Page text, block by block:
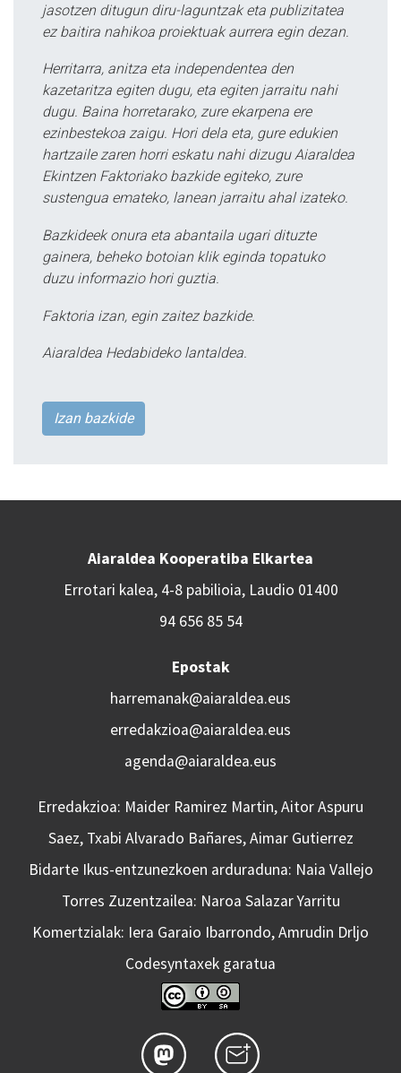
jasotzen ditugun diru-laguntzak eta publizitatea
ez baitira nahikoa proiektuak aurrera egin dezan.
Herritarra, anitza eta independentea den
kazetaritza egiten dugu, eta egiten jarraitu nahi
dugu. Baina horretarako, zure ekarpena ere
ezinbestekoa zaigu. Hori dela eta, gure edukien
hartzaile zaren horri eskatu nahi dizugu Aiaraldea
Ekintzen Faktoriako bazkide egiteko, zure
sustengua emateko, lanean jarraitu ahal izateko.
Bazkideek onura eta abantaila ugari dituzte
gainera, beheko botoian klik eginda topatuko
duzu informazio hori guztia.
Faktoria izan, egin zaitez bazkide.
Aiaraldea Hedabideko lantaldea.
Izan bazkide
Aiaraldea Kooperatiba Elkartea
Errotari kalea, 4-8 pabilioia, Laudio 01400
94 656 85 54
Epostak
harremanak@aiaraldea.eus
erredakzioa@aiaraldea.eus
agenda@aiaraldea.eus
Erredakzioa: Maider Ramirez Martin, Aitor Aspuru
Saez, Txabi Alvarado Bañares, Aimar Gutierrez
Bidarte Ikus-entzunezkoen arduraduna: Naia Vallejo
Torres Zuzentzailea: Naroa Salazar Yarritu
Komertzialak: Iera Garaio Ibarrondo, Amrudin Drljo
Codesyntaxek garatua